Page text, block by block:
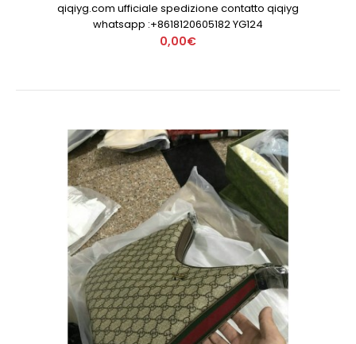
qiqiyg.com ufficiale spedizione contatto qiqiyg
whatsapp :+8618120605182 YG124
0,00€